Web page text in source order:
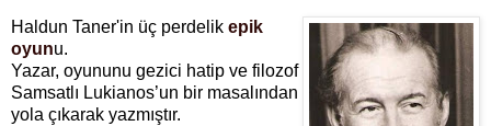
Haldun Taner'in üç perdelik epik
oyunu.
Yazar, oyununu gezici hatip ve filozof
Samsatlı Lukianos’un bir masalından
yola çıkarak yazmıştır.